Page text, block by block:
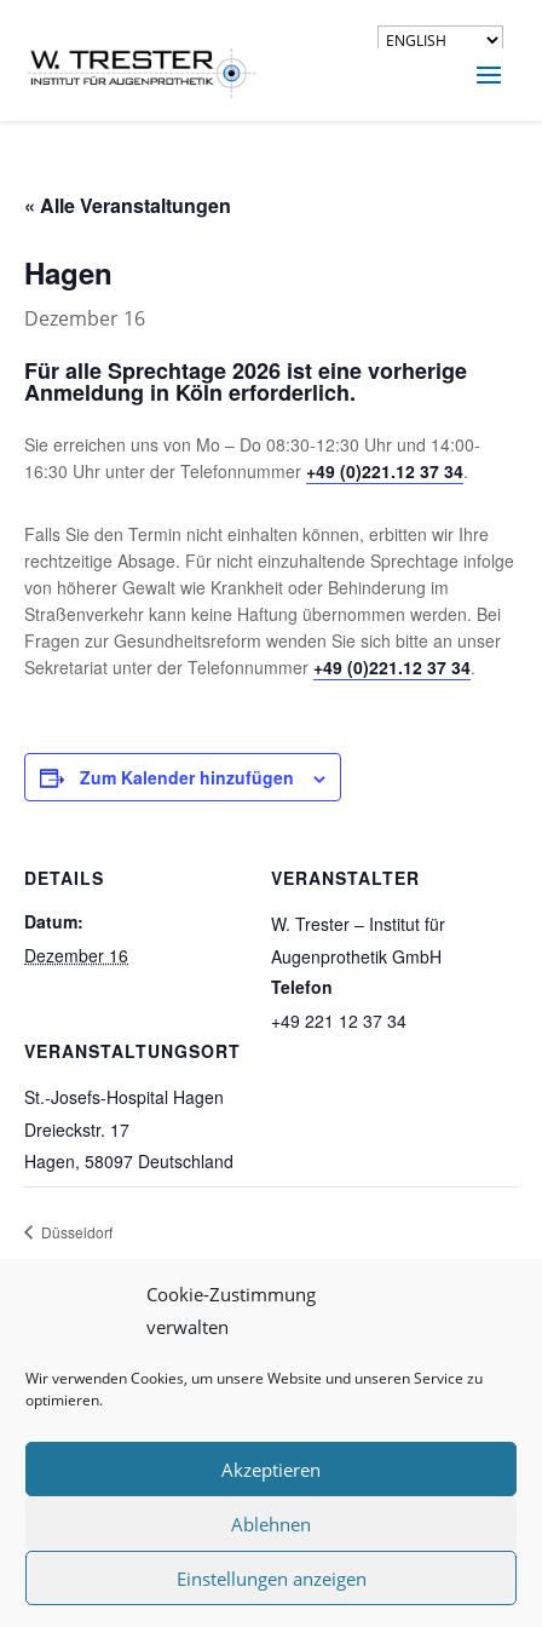
Cookie-Zustimmung
verwalten
Wir verwenden Cookies, um unsere Website und unseren Service zu
optimieren.
Akzeptieren
Ablehnen
Einstellungen anzeigen
« Alle Veranstaltungen
Hagen
Dezember 16
Für alle Sprechtage 2026 ist eine vorherige
Anmeldung in Köln erforderlich.
Sie erreichen uns von Mo – Do 08:30-12:30 Uhr und 14:00-
16:30 Uhr unter der Telefonnummer +49 (0)221.12 37 34.
Falls Sie den Termin nicht einhalten können, erbitten wir Ihre
rechtzeitige Absage. Für nicht einzuhaltende Sprechtage infolge
von höherer Gewalt wie Krankheit oder Behinderung im
Straßenverkehr kann keine Haftung übernommen werden. Bei
Fragen zur Gesundheitsreform wenden Sie sich bitte an unser
Sekretariat unter der Telefonnummer +49 (0)221.12 37 34.
Zum Kalender hinzufügen
DETAILS
Datum:
Dezember 16
VERANSTALTUNGSORT
St.-Josefs-Hospital Hagen
Dreieckstr. 17
Hagen, 58097 Deutschland
VERANSTALTER
W. Trester – Institut für
Augenprothetik GmbH
Telefon
+49 221 12 37 34
Düsseldorf
Impressum
W. Trester – Institut für Augenprothetik GmbH